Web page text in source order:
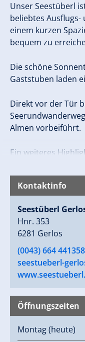
Unser Seestüberl
beliebtes Ausflugs-
einem kurzen
bequem zu
Die schöne
Gaststuben laden
Direkt vor der Tür
Almen vorbeiführt.
Ein weiteres
Tages -
Das passende
direkt bei Sport
erhältlich.
Kontaktinfo
Seestüberl
Hnr. 353
6281 Gerlos
(0043) 664
seestueberl-
Öffnungszeiten
Montag(heute)